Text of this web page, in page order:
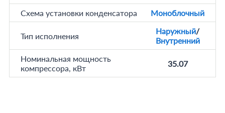
Схема установки конденсатора
Моноблочный
Тип исполнения Наружный/
Внутренний
Номинальная мощность
компрессора, кВт
35.07